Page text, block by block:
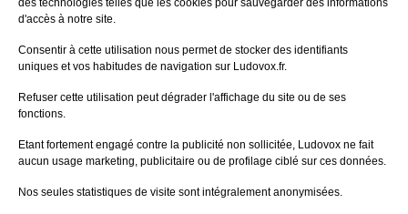
des technologies telles que les cookies pour sauvegarder des informations
d'accès à notre site.
Consentir à cette utilisation nous permet de stocker des identifiants
uniques et vos habitudes de navigation sur Ludovox.fr.
Refuser cette utilisation peut dégrader l'affichage du site ou de ses
fonctions.
Etant fortement engagé contre la publicité non sollicitée, Ludovox ne fait
aucun usage marketing, publicitaire ou de profilage ciblé sur ces données.
Nos seules statistiques de visite sont intégralement anonymisées.
il y a 1 jour
Avis demorlockbob
Sur le jeu Detective Box - Ciao
Publié leil y a 2 jours
80%
Sur le jeu Detective Box - Ciao
Bella